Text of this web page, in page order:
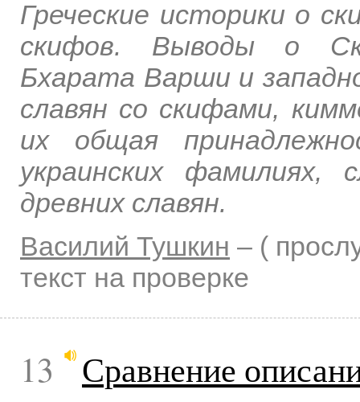
Греческие историки о
скифов. Выводы о
Бхарата Варши и
славян со скифами,
их общая
украинских фамилиях,
древних славян.
Василий Тушкин – (
текст на проверке
13 Сравнение